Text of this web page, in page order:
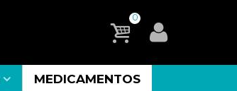
0
MEDICAMENTOS